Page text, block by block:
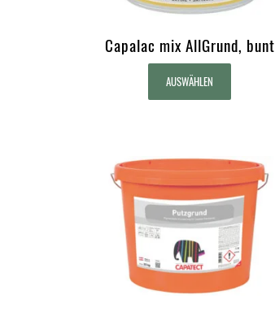
Capalac mix AllGrund, bunt
AUSWÄHLEN